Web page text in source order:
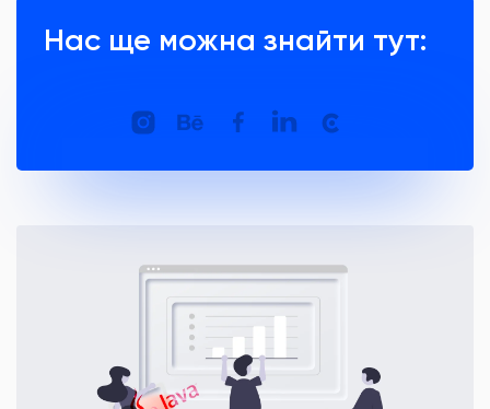
Нас ще можна знайти тут: